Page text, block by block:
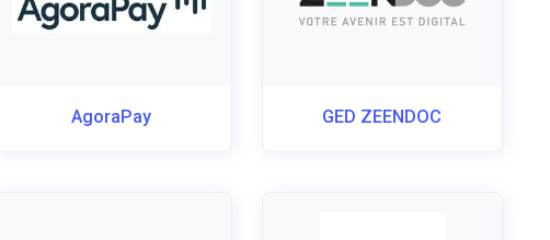
AgoraPay GED ZEENDOC